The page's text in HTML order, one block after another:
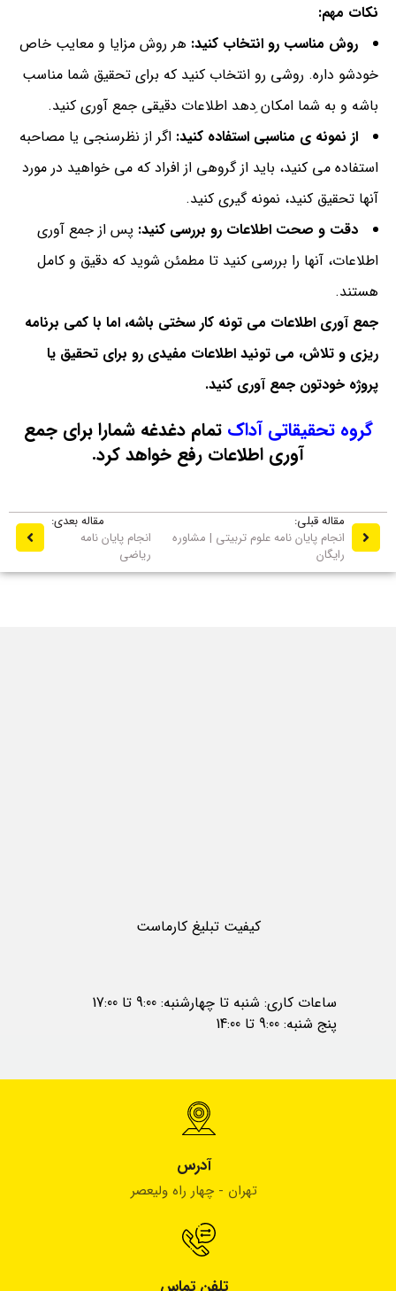
نکات مهم:
روش مناسب رو انتخاب کنید: هر روش مزایا و معایب خاص
خودشو داره. روشی رو انتخاب کنید که برای تحقیق شما مناسب
باشه و به شما امکان ِدهد اطلاعات دقیقی جمع آوری کنید.
از نمونه ی مناسبی استفاده کنید: اگر از نظرسنجی یا مصاحبه
استفاده می کنید، باید از گروهی از افراد که می خواهید در مورد
آنها تحقیق کنید، نمونه گیری کنید.
دقت و صحت اطلاعات رو بررسی کنید: پس از جمع آوری
اطلاعات، آنها را بررسی کنید تا مطمئن شوید که دقیق و کامل
هستند.
جمع آوری اطلاعات می تونه کار سختی باشه، اما با کمی برنامه
ریزی و تلاش، می تونید اطلاعات مفیدی رو برای تحقیق یا
پروژه خودتون جمع آوری کنید.
گروه تحقیقاتی آداک تمام دغدغه شمارا برای جمع
آوری اطلاعات رفع خواهد کرد.
مقاله قبلی:
انجام پایان نامه علوم تربیتی | مشاوره
رایگان
مقاله بعدی:
انجام پایان نامه
ریاضی
کیفیت تبلیغ کارماست
ساعات کاری: شنبه تا چهارشنبه: 9:00 تا 17:00
پنج شنبه: 9:00 تا 14:00
آدرس
تهران - چهار راه ولیعصر